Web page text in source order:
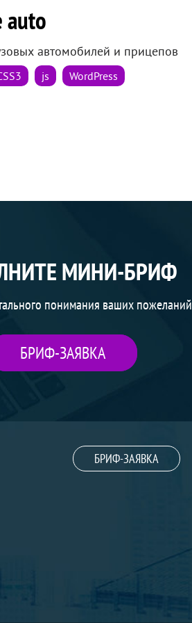
auto
автомобилей и прицепов
js WordPress
МИНИ-БРИФ
понимания ваших пожеланий
БРИФ-ЗАЯВКА
БРИФ-ЗАЯВКА